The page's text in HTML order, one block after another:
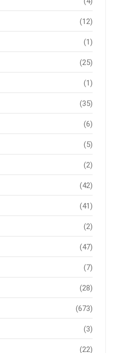
(12)
(1)
(25)
(1)
(35)
(6)
(5)
(2)
(42)
(41)
(2)
(47)
(7)
(28)
(673)
(3)
(22)